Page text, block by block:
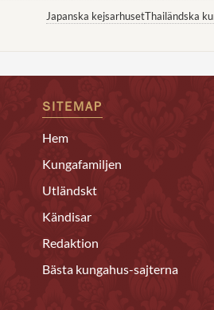
Japanska kejsarhusetThailändska
SITEMAP
Hem
Kungafamiljen
Utländskt
Kändisar
Redaktion
Bästa kungahus-sajterna